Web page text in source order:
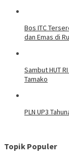
Bos ITC
dan Emas di
Sambut HUT
Tamako
PLN UP3
Topik Populer